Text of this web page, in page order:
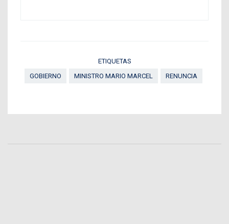
ETIQUETAS
GOBIERNO
MINISTRO MARIO MARCEL RENUNCIA